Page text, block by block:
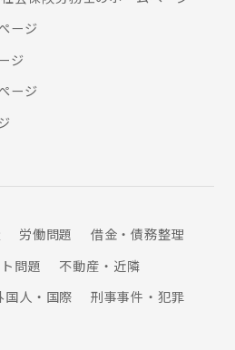
ージ
ジ
ージ
労働問題
借金・債務整理
問題
不動産・近隣
国人・国際
刑事事件・犯罪